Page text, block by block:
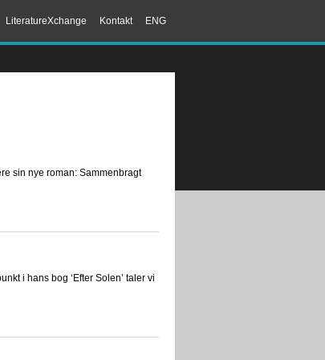
ENG
Kontakt
LiteratureXchange
sin nye roman: Sammenbragt
i hans bog ‘Efter Solen’ taler vi